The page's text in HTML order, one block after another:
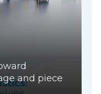
and piece